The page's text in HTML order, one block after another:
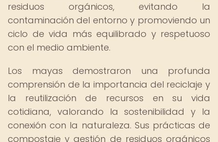
residuos orgánicos, evitando la
contaminación del entorno y promoviendo un
ciclo de vida más equilibrado y respetuoso
con el medio ambiente.
Los mayas demostraron una profunda
comprensión de la importancia del reciclaje y
la reutilización de recursos en su vida
cotidiana, valorando la sostenibilidad y la
conexión con la naturaleza. Sus prácticas de
compostaje y gestión de residuos orgánicos